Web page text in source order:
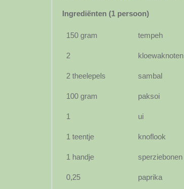
Ingrediënten (1 persoon)
150 gram tempeh
2 kloewaknoten
2 theelepels sambal
100 gram paksoi
1 ui
1 teentje knoflook
1 handje sperziebonen
0,25 paprika